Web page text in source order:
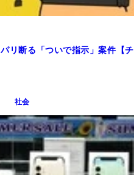
リ断る「ついで指示」案件【チ
社会